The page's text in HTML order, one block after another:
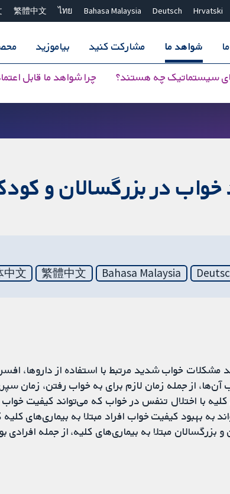
Hrvatski
Deutsch
Bahasa Malaysia
ไทย
繁體中文
شواهد ما
سیستماتیک چه هستند؟ چرا شواهد ما قابل
مشارکت کنید بیاموزید
خواب در بزرگسالان و
Bahasa Malaysia
繁體中文
中文
مشکلات خواب شدید مرتبط با استفاده از داروها،
از جمله زمان لازم برای به خواب رفتن، زمان
کلیه با اختلال تنفس در خواب که می‌تواند کیفیت
به بهبود کیفیت خواب افراد مبتلا به بیماری‌های
بزرگسالان مبتلا به بیماری‌های کلیه، از جمله افرادی